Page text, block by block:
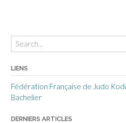
LIENS
Fédération Française de Judo
Bachelier
DERNIERS ARTICLES